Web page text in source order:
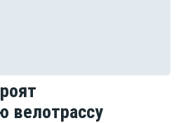
велотрассу